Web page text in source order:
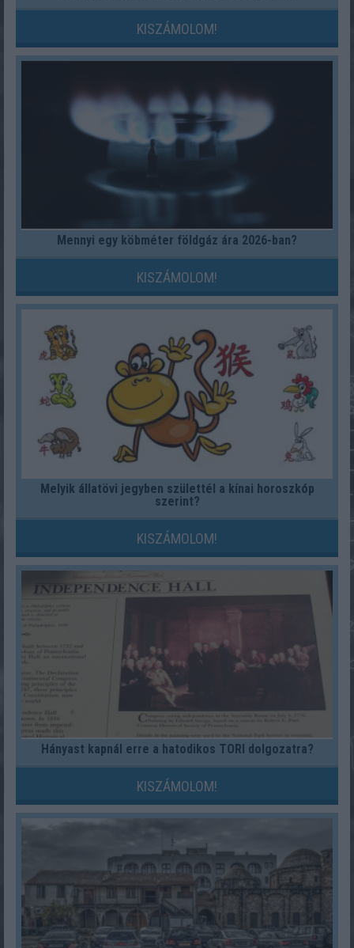
KISZÁMOLOM!
Mennyi egy köbméter földgáz ára 2026-ban?
KISZÁMOLOM!
Melyik állatövi jegyben születtél a kínai horoszkóp
szerint?
KISZÁMOLOM!
Hányast kapnál erre a hatodikos TÖRI dolgozatra?
KISZÁMOLOM!